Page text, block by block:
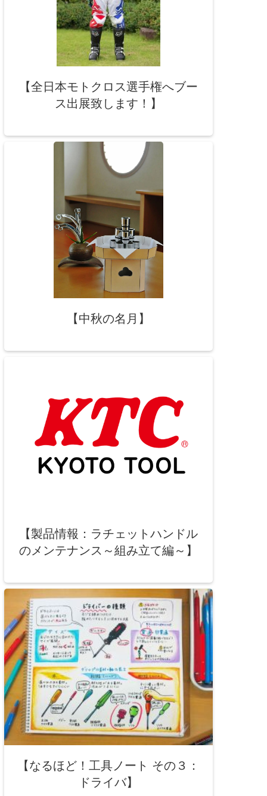
【全日本モトクロス選手権へブー
ス出展致します！】
【中秋の名月】
【製品情報：ラチェットハンドル
のメンテナンス～組み立て編～】
【なるほど！工具ノート その３：
ドライバ】